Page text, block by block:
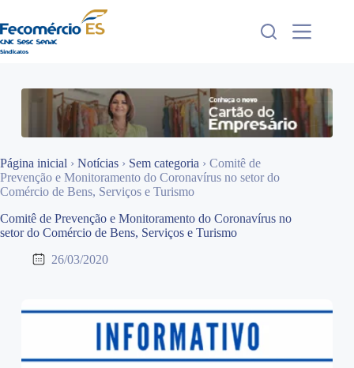
para
o
conteúdo
Página inicial › Notícias › Sem categoria › Comitê de
Prevenção e Monitoramento do Coronavírus no setor do
Comércio de Bens, Serviços e Turismo
Comitê de Prevenção e Monitoramento do Coronavírus no
setor do Comércio de Bens, Serviços e Turismo
26/03/2020